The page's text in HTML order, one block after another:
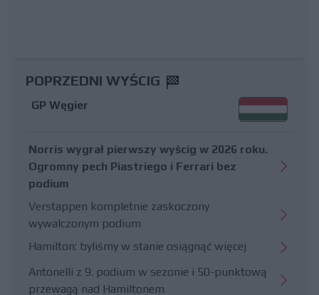
POPRZEDNI WYŚCIG
GP Węgier
Norris wygrał pierwszy wyścig w 2026 roku.
Ogromny pech Piastriego i Ferrari bez
podium
Verstappen kompletnie zaskoczony
wywalczonym podium
Hamilton: byliśmy w stanie osiągnąć więcej
Antonelli z 9. podium w sezonie i 50-punktową
przewagą nad Hamiltonem